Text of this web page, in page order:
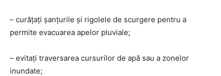
– curățați șanțurile și rigolele de scurgere pentru a
permite evacuarea apelor pluviale;
– evitați traversarea cursurilor de apă sau a zonelor
inundate;